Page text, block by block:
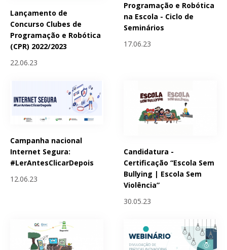
Lançamento de
Concurso Clubes de
Programação e Robótica
(CPR) 2022/2023
22.06.23
Programação e Robótica
na Escola - Ciclo de
Seminários
17.06.23
Campanha nacional
Internet Segura:
#LerAntesClicarDepois
12.06.23
Candidatura -
Certificação “Escola Sem
Bullying | Escola Sem
Violência”
30.05.23